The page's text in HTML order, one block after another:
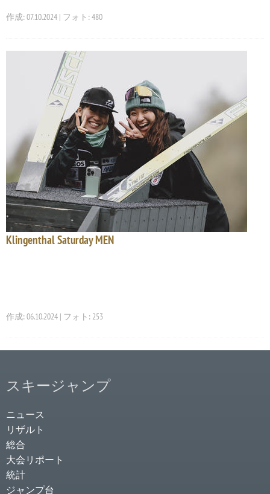
作成: 07.10.2024 | フォト: 480
Klingenthal Saturday MEN
作成: 06.10.2024 | フォト: 253
スキージャンプ
ニュース
リザルト
総合
大会リポート
統計
ジャンプ台